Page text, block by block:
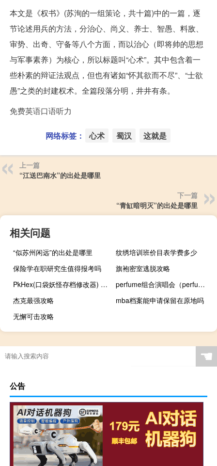
本文是《权书》(苏洵的一组策论，共十篇)中的一篇，逐
节论述用兵的方法，分治心、尚义、养士、智愚、料敌、
审势、出奇、守备等八个方面，而以治心（即将帅的思想
与军事素养）为核心，所以标题叫“心术”。其中包含着一
些朴素的辩证法观点，但也有诸如“怀其欲而不尽”、“士欲
愚”之类的封建权术。全篇段落分明，井井有条。
免费英语口语听力
网络标签： 心术 蜀汉 这就是
上一篇
“江送巴南水”的出处是哪里
下一篇
“青缸暗明灭”的出处是哪里
相关问题
“似苏州闲远”的出处是哪里
纹绣培训班价目表学费多少
保险学在职研究生值得报考吗
旗袍密室逃脱攻略
PkHex(口袋妖怪存档修改器) V21.11.27 最新免费版（PkHex(口袋妖怪存档修改器) V21.11.27 最新免费版功能简介）
perfume组合演唱会（perfume组合）
杰克最强攻略
mba档案能申请保留在原地吗
无懈可击攻略
☚
公告